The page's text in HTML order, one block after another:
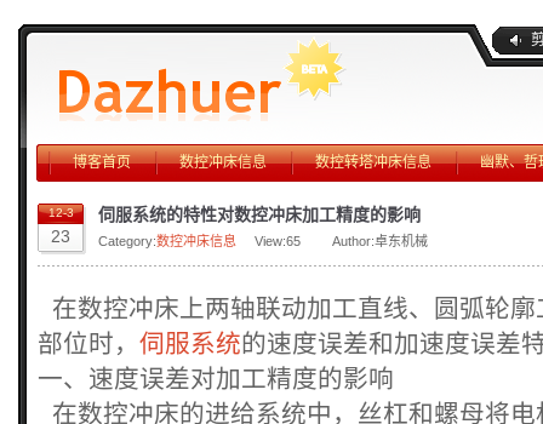
博客首页 数控冲床信息 数控转塔冲床信息 幽默、哲
12-3
23
伺服系统的特性对数控冲床加工精度的影响
Category:数控冲床信息 View:65 Author:卓东机械
在数控冲床上两轴联动加工直线、圆弧轮
部位时， 伺服系统的速度误差和加速度误差
一、速度误差对加工精度的影响
在数控冲床的进给系统中，丝杠和螺母将